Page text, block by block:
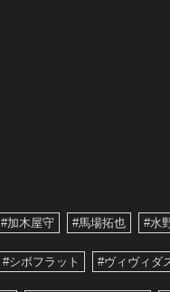
#加木屋守 #馬場拓也 #水
#シボフラット #ヴィヴィダ